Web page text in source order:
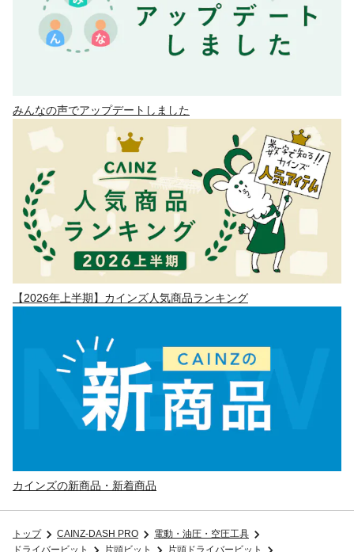
みんなの声でアップデートしました
【2026年上半期】カインズ人気商品ランキング
カインズの新商品・新着商品
トップ CAINZ-DASH PRO
電動・油圧・空圧工具
ドライバービット
片頭ビット
片頭ドライバービット